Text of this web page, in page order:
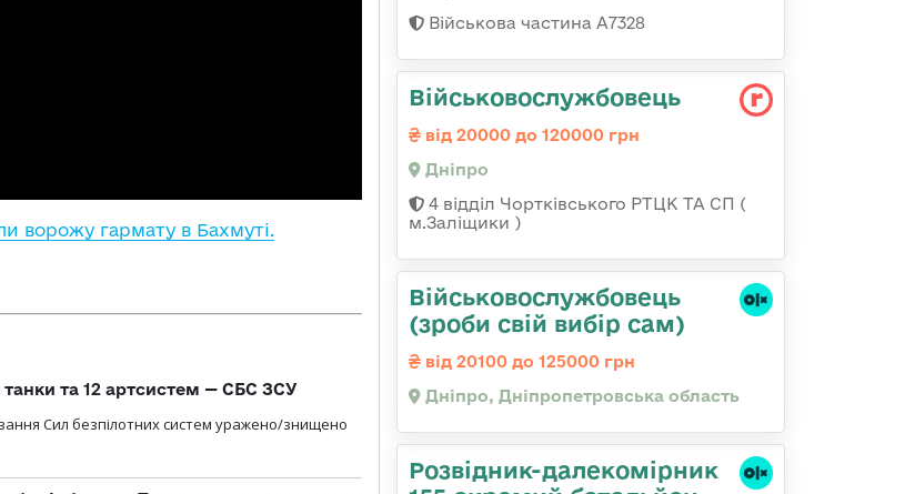
ворожу гармату в Бахмуті.
та 12 артсистем — СБС ЗСУ
Сил безпілотних систем уражено/знищено
Військова частина А7328
Військовослужбовець
від 20000 до 120000 грн
Дніпро
4 відділ Чортківського РТЦК ТА СП (
м.Заліщики )
Військовослужбовець
(зроби свій вибір сам)
від 20100 до 125000 грн
Дніпро, Дніпропетровська область
Розвідник-далекомірник